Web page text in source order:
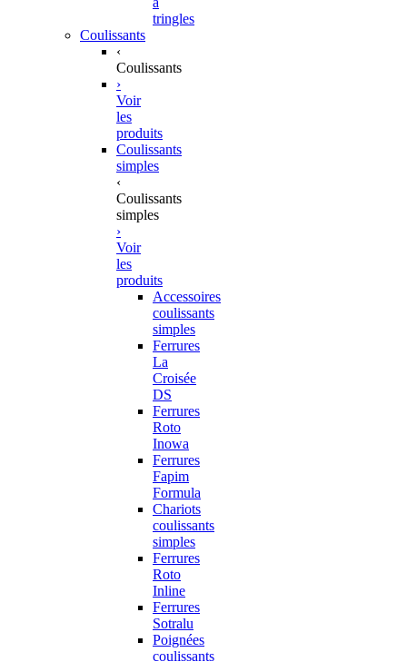
tringles
Coulissants
‹
Coulissants
›
Voir
les
produits
Coulissants
simples
‹
Coulissants
simples
›
Voir
les
produits
Accessoires
coulissants
simples
Ferrures
La
Croisée
DS
Ferrures
Roto
Inowa
Ferrures
Fapim
Formula
Chariots
coulissants
simples
Ferrures
Roto
Inline
Ferrures
Sotralu
Poignées
coulissants